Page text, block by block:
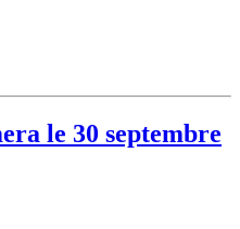
le 30 septembre